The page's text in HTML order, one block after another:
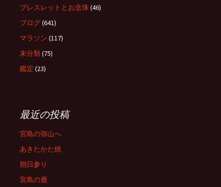
ブレスレットとお念珠(46)
ブログ(641)
マラソン (117)
未分類(75)
鑑定 (23)
最近の投稿
宮島の弥山へ
あきたかた焼
朔日参り
宮島の鹿